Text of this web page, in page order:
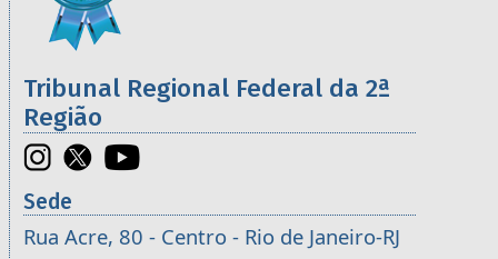
Tribunal Regional Federal da 2ª
Região
Sede
Rua Acre, 80 - Centro - Rio de Janeiro-RJ